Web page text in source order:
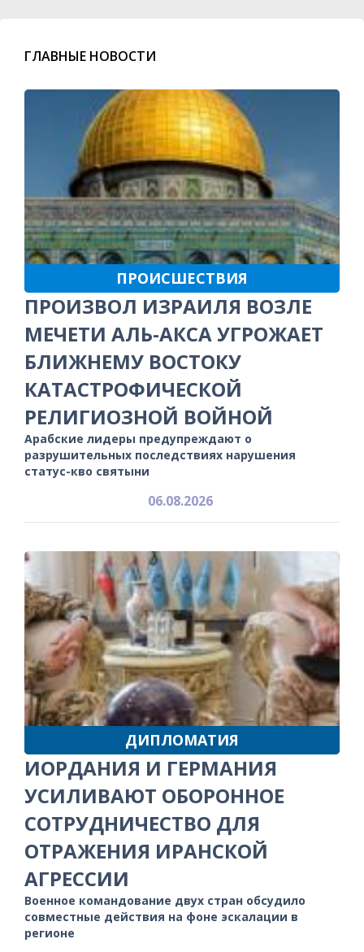
ГЛАВНЫЕ НОВОСТИ
ПРОИСШЕСТВИЯ
ПРОИЗВОЛ ИЗРАИЛЯ ВОЗЛЕ
МЕЧЕТИ АЛЬ-АКСА УГРОЖАЕТ
БЛИЖНЕМУ ВОСТОКУ
КАТАСТРОФИЧЕСКОЙ
РЕЛИГИОЗНОЙ ВОЙНОЙ
Арабские лидеры предупреждают о
разрушительных последствиях нарушения
статус-кво святыни
06.08.2026
ДИПЛОМАТИЯ
ИОРДАНИЯ И ГЕРМАНИЯ
УСИЛИВАЮТ ОБОРОННОЕ
СОТРУДНИЧЕСТВО ДЛЯ
ОТРАЖЕНИЯ ИРАНСКОЙ
АГРЕССИИ
Военное командование двух стран обсудило
совместные действия на фоне эскалации в
регионе